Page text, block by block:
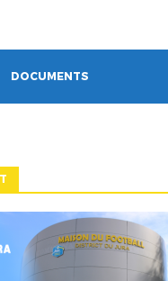
DOCUMENTS